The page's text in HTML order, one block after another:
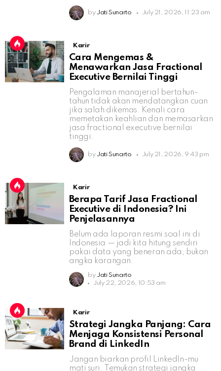
by Jati Sunarto July 21, 2026, 11:23 am
Karir
Cara Mengemas &
Menawarkan Jasa Fractional
Executive Bernilai Tinggi
Pengalaman manajerial bertahun-
tahun tidak akan mendatangkan cuan
jika salah dikemas. Kenali cara
memetakan keahlian dan memasarkan
jasa fractional executive bernilai
tinggi.
by Jati Sunarto July 21, 2026, 9:43 pm
Karir
Berapa Tarif Jasa Fractional
Executive di Indonesia? Ini
Penjelasannya
Belum ada laporan resmi soal ini di
Indonesia — jadi kita hitung sendiri
pakai data yang beneran ada, bukan
angka karangan.
by Jati Sunarto
July 22, 2026, 10:53 am
Karir
Strategi Jangka Panjang: Cara
Menjaga Konsistensi Personal
Brand di LinkedIn
Jangan biarkan profil LinkedIn-mu
mati suri. Temukan strategi jangka